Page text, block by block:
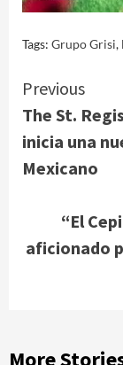
Tags: Grupo Grisi,
Continue
Reading
Previous
The St.
inicia una
Mexicano
“El
aficionado
More